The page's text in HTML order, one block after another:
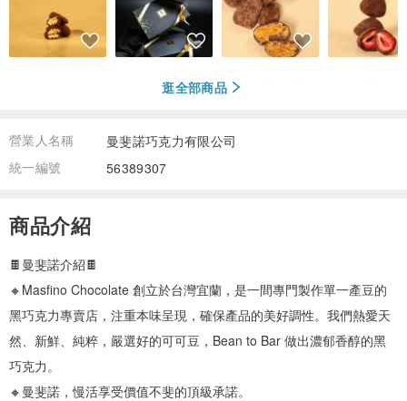
逛全部商品
營業人名稱
曼斐諾巧克力有限公司
統一編號
56389307
商品介紹
🍫曼斐諾介紹🍫
🔸Masfino Chocolate 創立於台灣宜蘭，是一間專門製作單一產豆的
黑巧克力專賣店，注重本味呈現，確保產品的美好調性。我們熱愛天
然、新鮮、純粹，嚴選好的可可豆，Bean to Bar 做出濃郁香醇的黑
巧克力。
🔸曼斐諾，慢活享受價值不斐的頂級承諾。